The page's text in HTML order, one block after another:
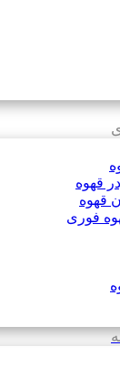
قهوه
قهوه
فوری